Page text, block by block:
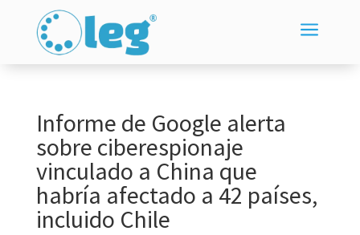
a
Informe de Google alerta
sobre ciberespionaje
vinculado a China que
habría afectado a 42 países,
incluido Chile